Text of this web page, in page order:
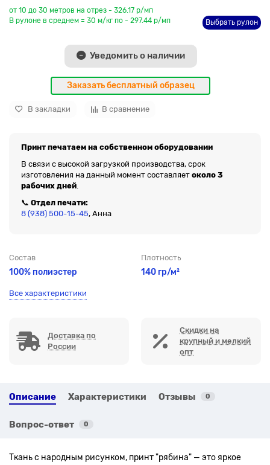
от 10 до 30 метров на отрез - 326.17 р/мп
В рулоне в среднем = 30 м/кг по - 297.44 р/мп
Выбрать рулон
Уведомить о наличии
Заказать бесплатный образец
В закладки В сравнение
Принт печатаем на собственном оборудовании
В связи с высокой загрузкой производства, срок
изготовления на данный момент составляет около 3
рабочих дней
📞 Отдел печати:
8 (938) 500-15-45, Анна
Состав
100% полиэстер
Плотность
140 гр/м²
Все характеристики
Доставка по
России
Скидки на
крупный и мелкий
опт
Описание Характеристики Отзывы 0
Вопрос-ответ 0
Ткань с народным рисунком, принт "рябина" — это яркое